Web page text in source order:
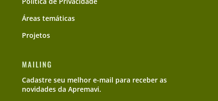
Áreas temáticas
Projetos
MAILING
Cadastre seu melhor e-mail para receber as
novidades da Apremavi.